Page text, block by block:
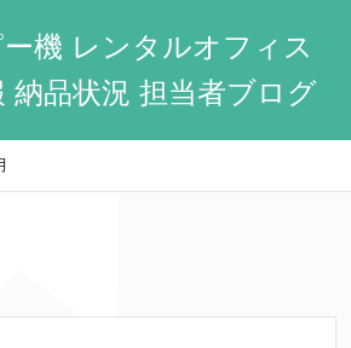
機 レンタルオフィス
納品状況 担当者ブログ